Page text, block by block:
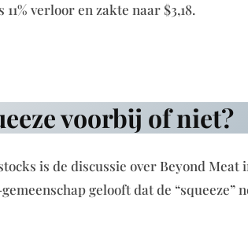
verloor en zakte naar $3,18.
voorbij of niet?
is de discussie over Beyond Meat
gelooft dat de “squeeze”